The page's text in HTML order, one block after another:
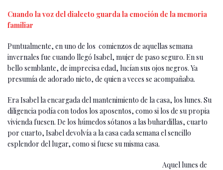
Cuando la voz del dialecto guarda la emoción de la memoria
familiar
Puntualmente, en uno de los comienzos de aquellas semana
invernales fue cuando llegó Isabel, mujer de paso seguro. En su
bello semblante, de imprecisa edad, lucían sus ojos negros. Ya
presumía de adorado nieto, de quien a veces se acompañaba.
Era Isabel la encargada del mantenimiento de la casa, los lunes. Su
diligencia podía con todos los aposentos, como si los de su propia
vivienda fuesen. De los húmedos sótanos a las buhardillas, cuarto
por cuarto, Isabel devolvía a la casa cada semana el sencillo
esplendor del lugar, como si fuese su misma casa.
Aquel lunes de